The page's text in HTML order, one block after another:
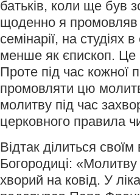
батьків, коли ще був
щоденно я промовляв
семінарії, на
менше як єпископ. Це
Проте під час кожної
промовляти цю
молитву під час
церковного правила
Відтак ділиться
Богородиці:
хворий на ковід. У